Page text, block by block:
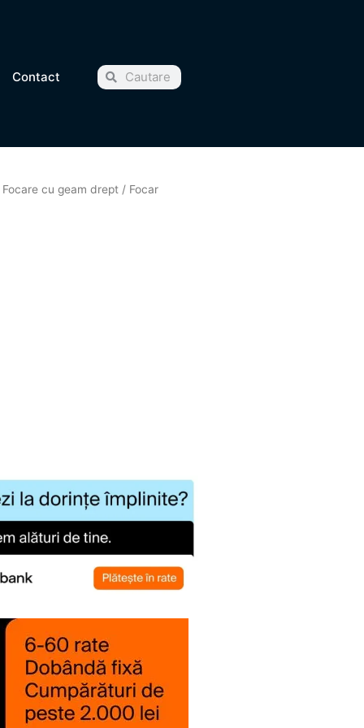
Contact CautaCauta
Focare cu geam drept / Focar